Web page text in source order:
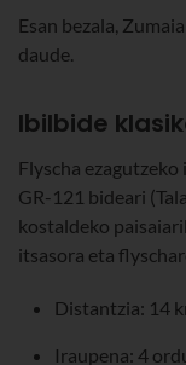
Esan bezala,
daude.
Ibilbide
Flyscha
GR-121 bideari
kostaldeko
itsasora eta
Distantzia: 14
Iraupena: 4